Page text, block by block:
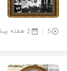
5 2 هفته پیش